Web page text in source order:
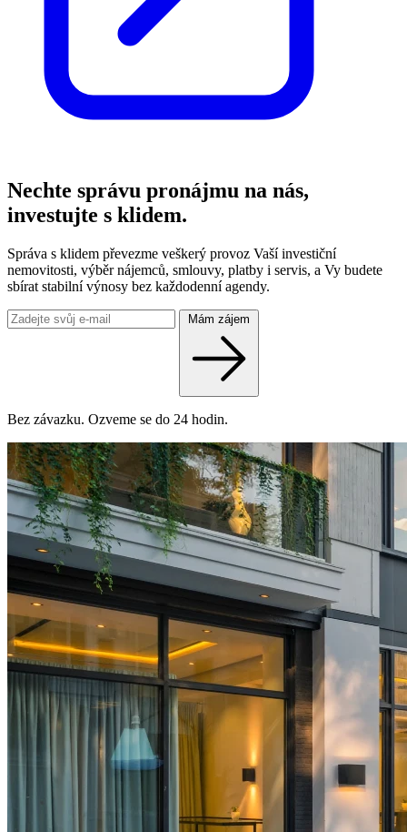
Nechte správu pronájmu na nás,
investujte s klidem.
Správa s klidem převezme veškerý provoz Vaší investiční
nemovitosti, výběr nájemců, smlouvy, platby i servis, a Vy budete
sbírat stabilní výnosy bez každodenní agendy.
Mám zájem
Bez závazku. Ozveme se do 24 hodin.